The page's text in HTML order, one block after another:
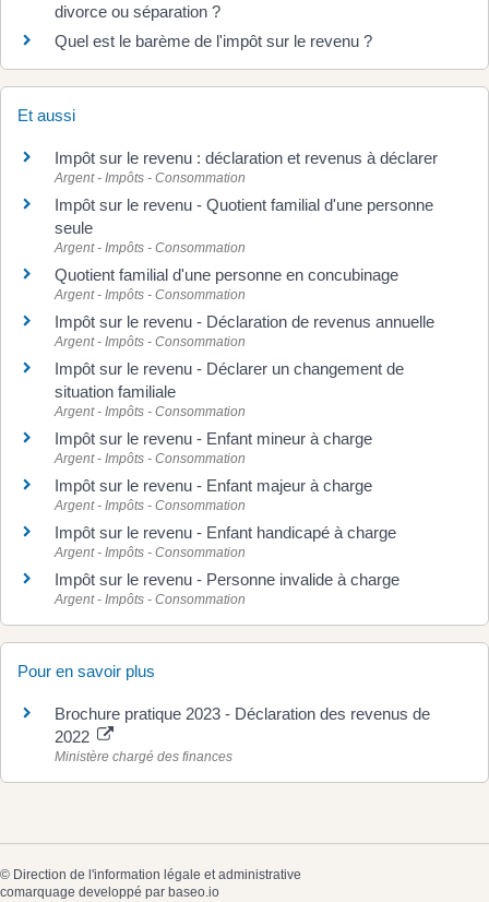
divorce ou séparation ?
Quel est le barème de l'impôt sur le revenu ?
Et aussi
Impôt sur le revenu : déclaration et revenus à déclarer
Argent - Impôts - Consommation
Impôt sur le revenu - Quotient familial d'une personne
seule
Argent - Impôts - Consommation
Quotient familial d'une personne en concubinage
Argent - Impôts - Consommation
Impôt sur le revenu - Déclaration de revenus annuelle
Argent - Impôts - Consommation
Impôt sur le revenu - Déclarer un changement de
situation familiale
Argent - Impôts - Consommation
Impôt sur le revenu - Enfant mineur à charge
Argent - Impôts - Consommation
Impôt sur le revenu - Enfant majeur à charge
Argent - Impôts - Consommation
Impôt sur le revenu - Enfant handicapé à charge
Argent - Impôts - Consommation
Impôt sur le revenu - Personne invalide à charge
Argent - Impôts - Consommation
Pour en savoir plus
Brochure pratique 2023 - Déclaration des revenus de
2022
Ministère chargé des finances
© Direction de l'information légale et administrative
comarquage developpé par baseo.io